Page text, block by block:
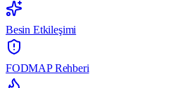
Besin Etkileşimi
FODMAP Rehberi